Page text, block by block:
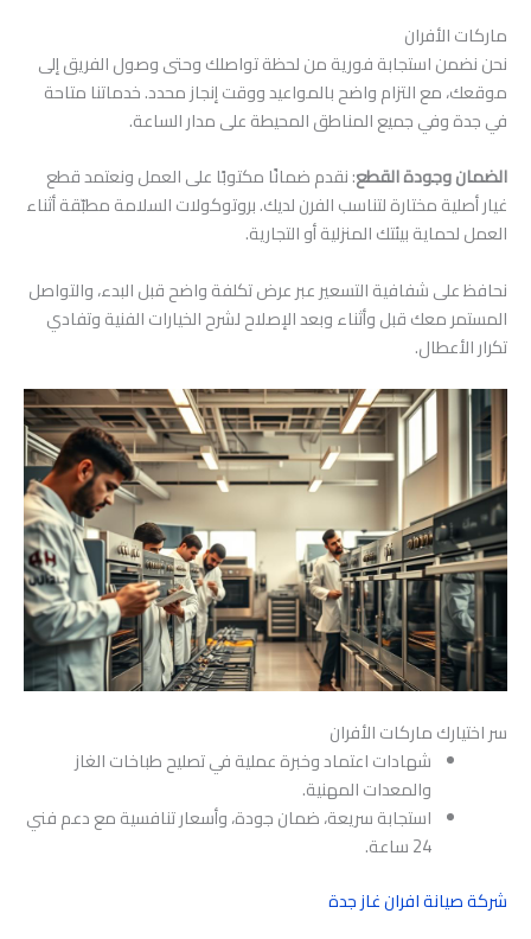
ماركات الأفران
نحن نضمن استجابة فورية من لحظة تواصلك وحتى وصول الفريق إلى
موقعك، مع التزام واضح بالمواعيد ووقت إنجاز محدد. خدماتنا متاحة
في جدة وفي جميع المناطق المحيطة على مدار الساعة.
الضمان وجودة القطع: نقدم ضمانًا مكتوبًا على العمل ونعتمد قطع
غيار أصلية مختارة لتناسب الفرن لديك. بروتوكولات السلامة مطبّقة أثناء
العمل لحماية بيئتك المنزلية أو التجارية.
نحافظ على شفافية التسعير عبر عرض تكلفة واضح قبل البدء، والتواصل
المستمر معك قبل وأثناء وبعد الإصلاح لشرح الخيارات الفنية وتفادي
تكرار الأعطال.
سر اختيارك ماركات الأفران
شهادات اعتماد وخبرة عملية في تصليح طباخات الغاز
والمعدات المهنية.
استجابة سريعة، ضمان جودة، وأسعار تنافسية مع دعم فني
24 ساعة.
شركة صيانة افران غاز جدة